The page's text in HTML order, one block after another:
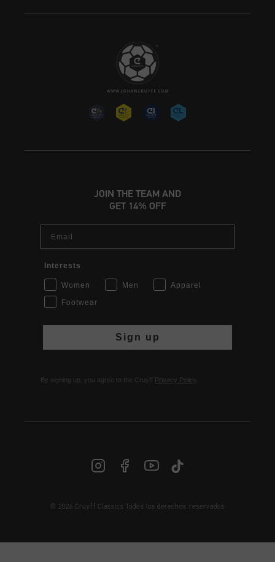
ES | € EUR
JOIN THE TEAM AND
GET 14% OFF
Interests
Women Men
Apparel
Footwear
Sign up
By signing up, you agree to the Cruyff Privacy Policy
© 2026 Cruyff Classics Todos los derechos reservados